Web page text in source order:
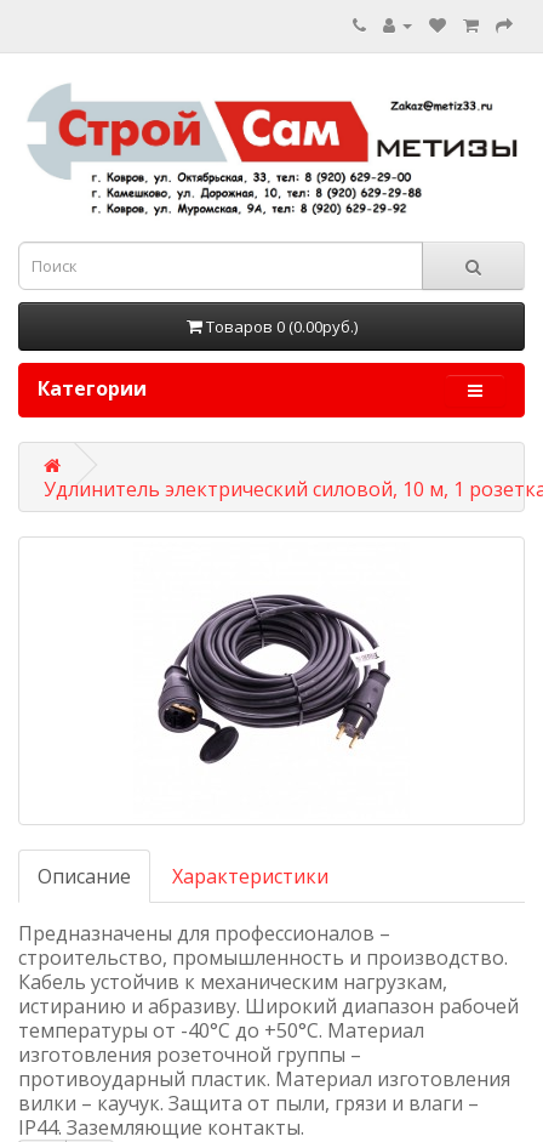
Товаров 0 (0.00руб.)
Категории
Удлинитель электрический силовой, 10 м, 1
Описание Характеристики
Предназначены для профессионалов –
строительство, промышленность и производство.
Кабель устойчив к механическим нагрузкам,
истиранию и абразиву. Широкий диапазон рабочей
температуры от -40°С до +50°С. Материал
изготовления розеточной группы –
противоударный пластик. Материал изготовления
вилки – каучук. Защита от пыли, грязи и влаги –
IP44. Заземляющие контакты.